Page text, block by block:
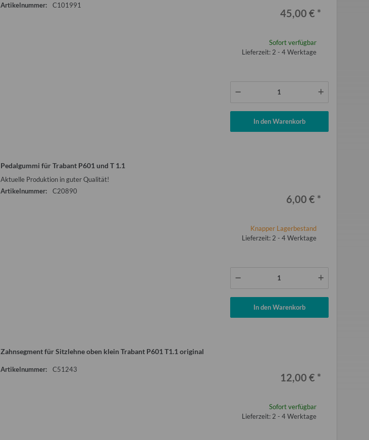
Artikelnummer:
C101991
45,00 € *
Sofort verfügbar
Lieferzeit: 2 - 4 Werktage
In den Warenkorb
Pedalgummi für Trabant P601 und T 1.1
Aktuelle Produktion in guter Qualität!
Artikelnummer:
C20890
6,00 € *
Knapper Lagerbestand
Lieferzeit: 2 - 4 Werktage
In den Warenkorb
Zahnsegment für Sitzlehne oben klein Trabant P601 T1.1 original
Artikelnummer: C51243
12,00 € *
Sofort verfügbar
Lieferzeit: 2 - 4 Werktage